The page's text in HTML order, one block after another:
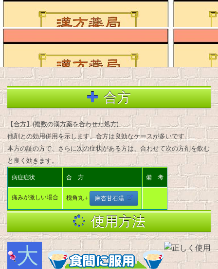
合方
【合方】(複数の漢方薬を合わせた処方)
他剤との効用併用を示します。合方は良効なケースが多いです。
本方の証の方で、さらに次の症状がある方は、合わせて次の方剤を飲む
と良く効きます。
病症症状 合 方 備 考
痛みが激しい場合 槐角丸＋ 麻杏甘石湯
使用方法
大